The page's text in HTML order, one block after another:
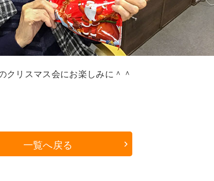
クリスマス会にお楽しみに＾＾
一覧へ戻る